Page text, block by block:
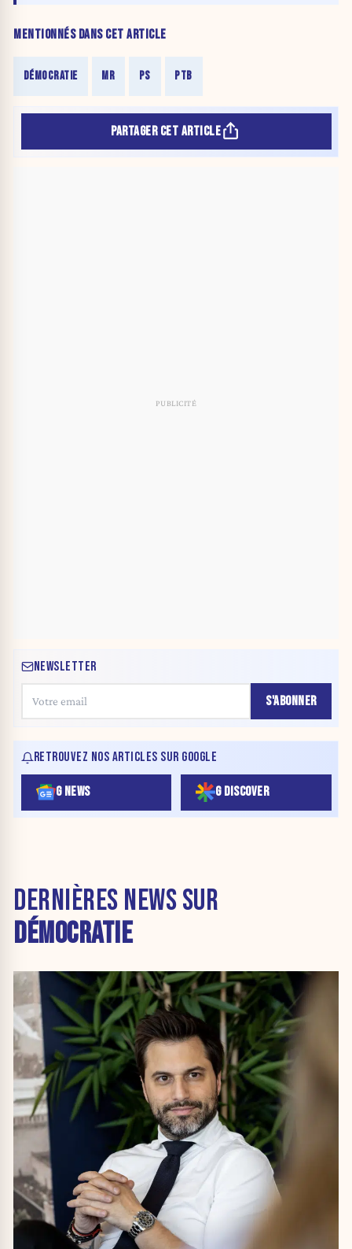
MENTIONNÉS DANS CET ARTICLE
DÉMOCRATIE MR PS PTB
PARTAGER CET ARTICLE
NEWSLETTER
S'ABONNER
RETROUVEZ NOS ARTICLES SUR GOOGLE
G NEWS G DISCOVER
DERNIÈRES NEWS SUR
DÉMOCRATIE